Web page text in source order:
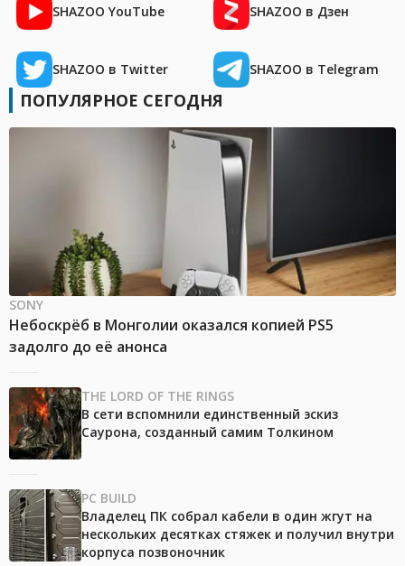
SHAZOO YouTube SHAZOO в Дзен
SHAZOO в Twitter SHAZOO в Telegram
ПОПУЛЯРНОЕ СЕГОДНЯ
SONY
Небоскрёб в Монголии оказался копией PS5
задолго до её анонса
THE LORD OF THE RINGS
В сети вспомнили единственный эскиз
Саурона, созданный самим Толкином
PC BUILD
Владелец ПК собрал кабели в один жгут на
нескольких десятках стяжек и получил внутри
корпуса позвоночник